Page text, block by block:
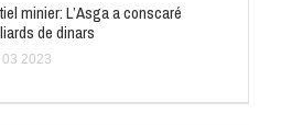
minier: L’Asga a conscaré
de dinars
03 2023